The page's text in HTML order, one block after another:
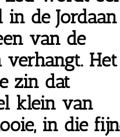
in de Jordaan
van de
Het
zin dat
klein van
in die